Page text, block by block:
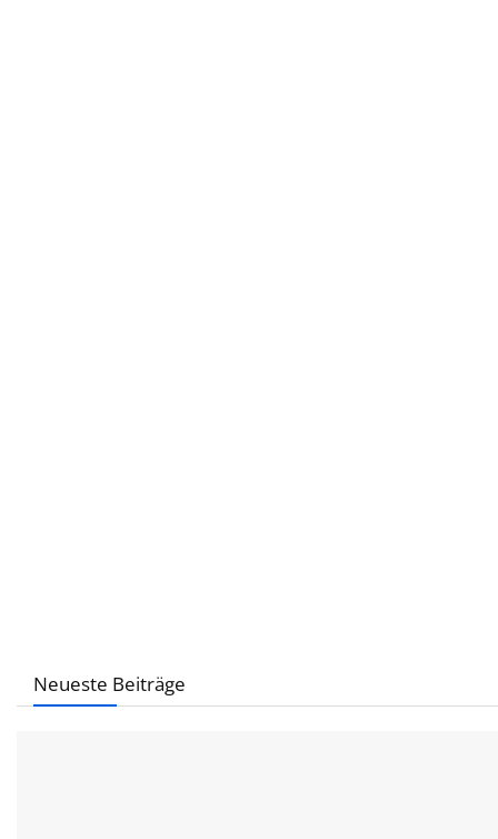
Neueste Beiträge